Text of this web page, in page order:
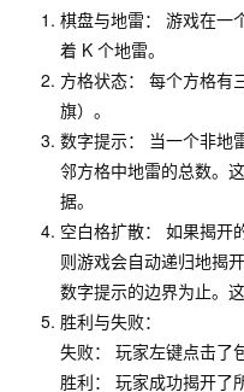
棋盘与地雷： 游戏在一
着 K 个地雷。
方格状态： 每个方格有
旗）。
数字提示： 当一个非地
邻方格中地雷的总数。
据。
空白格扩散： 如果揭开
则游戏会自动递归地揭
数字提示的边界为止。
胜利与失败：
失败： 玩家左键点击了
胜利： 玩家成功揭开了